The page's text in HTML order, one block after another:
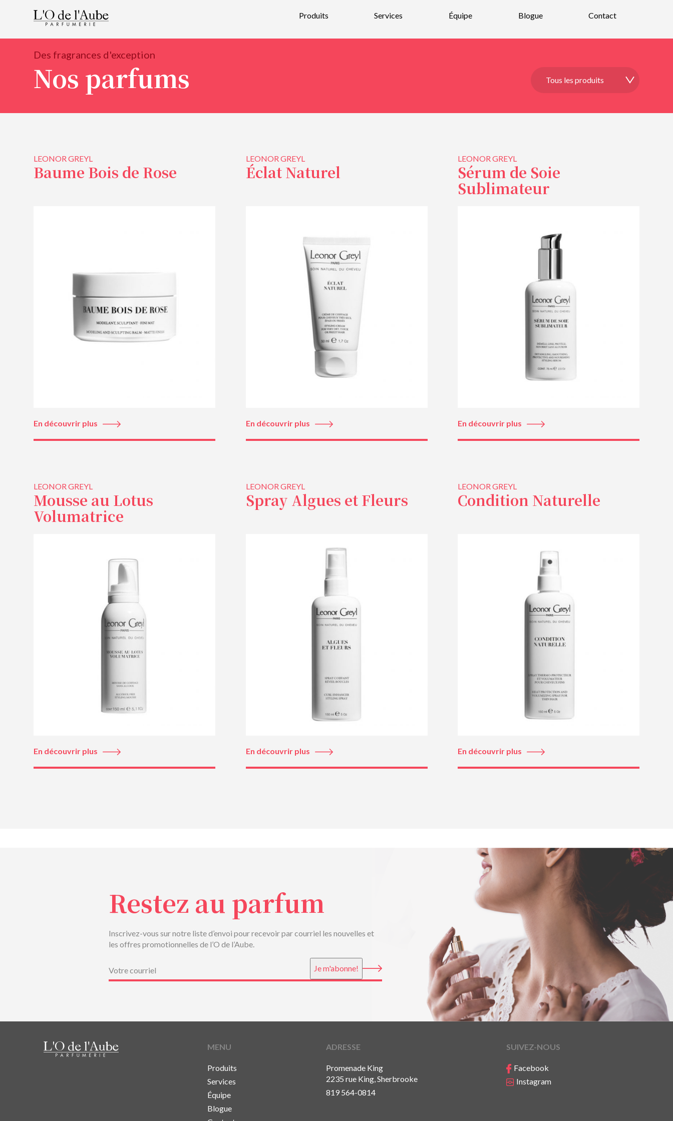
Produits
Nouveautés
Soins pour les cheveux
Services Équipe Blogue Contact
Des fragrances d'exception
Nos parfums
LEONOR GREYL
Baume Bois de Rose
En découvrir plus
LEONOR GREYL
Éclat Naturel
En découvrir plus
LEONOR GREYL
Sérum de Soie
Sublimateur
En découvrir plus
LEONOR GREYL
Mousse au Lotus
Volumatrice
En découvrir plus
LEONOR GREYL
Spray Algues et Fleurs
En découvrir plus
LEONOR GREYL
Condition Naturelle
En découvrir plus
Restez au parfum
Inscrivez-vous sur notre liste d’envoi pour recevoir par courriel les nouvelles et
les offres promotionnelles de l’O de l’Aube.
Je m'abonne!
MENU
Produits
Services
Équipe
Blogue
ADRESSE
Promenade King
2235 rue King, Sherbrooke
819 564-0814
SUIVEZ-NOUS
Facebook
Instagram